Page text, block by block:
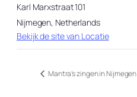
Karl Marxstraat 101
Nijmegen, Netherlands
Bekijk de site van Locatie
Mantra’s zingen in Nijmegen